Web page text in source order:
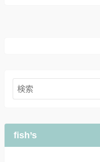
fish’s